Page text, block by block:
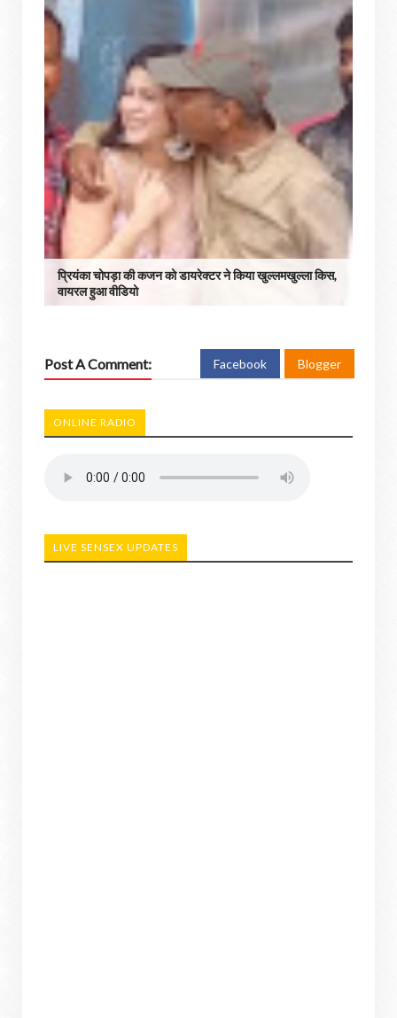
प्रियंका चोपड़ा की कजन को डायरेक्टर ने किया खुल्लमखुल्ला किस,
वायरल हुआ वीडियो
Post A Comment: Facebook Blogger
ONLINE RADIO
LIVE SENSEX UPDATES